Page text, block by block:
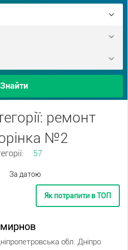
Знайти
ремонт
№2
57
За датою
Як потрапити в ТОП
обл. Дніпро